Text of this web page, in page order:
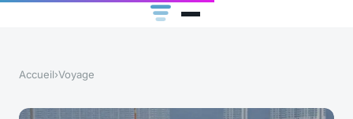
Accueil›Voyage